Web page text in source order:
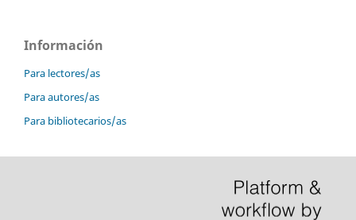
Información
Para lectores/as
Para autores/as
Para bibliotecarios/as